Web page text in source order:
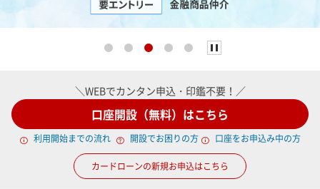
＼WEBでカンタン申込・印鑑不要！／
口座開設（無料）はこちら
利用開始までの流れ 開設でお困りの方 口座をお申込み中の方
カードローンの新規お申込はこちら